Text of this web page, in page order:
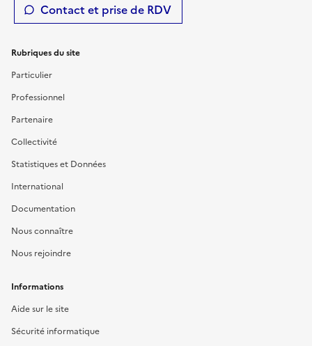
Contact et prise de RDV
Rubriques du site
Particulier
Professionnel
Partenaire
Collectivité
Statistiques et Données
International
Documentation
Nous connaître
Nous rejoindre
Informations
Aide sur le site
Sécurité informatique